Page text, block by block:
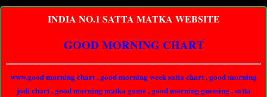
INDIA NO.1 SATTA MATKA WEBSITE
GOOD MORNING CHART
www.good morning chart , good morning week satta chart , good morning
jodi chart , good morning matka game , good morning guessing , satta